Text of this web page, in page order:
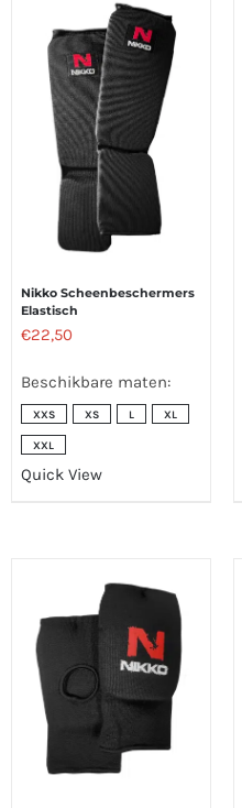
Nikko Scheenbeschermers
Elastisch
€22,50
Beschikbare maten:
XXS XS L XL
XXL
Quick View